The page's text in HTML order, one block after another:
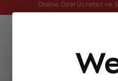
Online Özel Ücretsiz ve
Aynı Gün